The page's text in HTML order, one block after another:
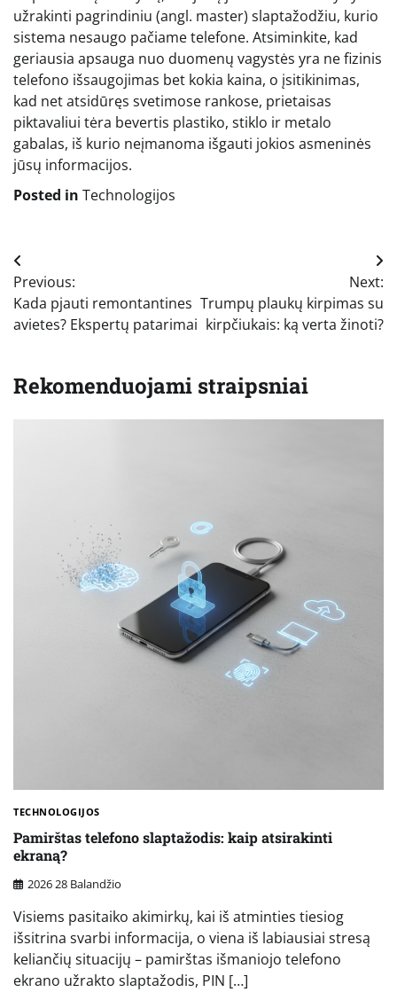
užrakinti pagrindiniu (angl. master) slaptažodžiu, kurio
sistema nesaugo pačiame telefone. Atsiminkite, kad
geriausia apsauga nuo duomenų vagystės yra ne fizinis
telefono išsaugojimas bet kokia kaina, o įsitikinimas,
kad net atsidūręs svetimose rankose, prietaisas
piktavaliui tėra bevertis plastiko, stiklo ir metalo
gabalas, iš kurio neįmanoma išgauti jokios asmeninės
jūsų informacijos.
Posted in Technologijos
Navigacija
tarp
įrašų
Previous:
Kada pjauti remontantines
avietes? Ekspertų patarimai
Next:
Trumpų plaukų kirpimas su
kirpčiukais: ką verta žinoti?
Rekomenduojami straipsniai
TECHNOLOGIJOS
Pamirštas telefono slaptažodis: kaip atsirakinti
ekraną?
2026 28 Balandžio
Visiems pasitaiko akimirkų, kai iš atminties tiesiog
išsitrina svarbi informacija, o viena iš labiausiai stresą
keliančių situacijų – pamirštas išmaniojo telefono
ekrano užrakto slaptažodis, PIN […]